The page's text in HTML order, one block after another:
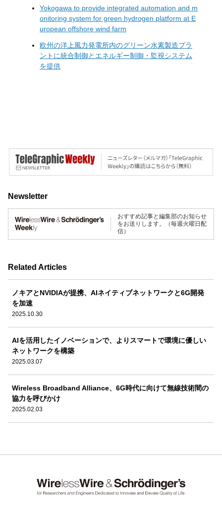
Yokogawa to provide integrated automation and m
onitoring system for green hydrogen platform at E
uropean offshore wind farm
欧州の洋上風力発電所内のグリーン水素製造プラ
ントに統合制御とエネルギー制御・監視システム
を提供
Newsletter
おすすめ記事と編集部のお知らせ
をお送りします。（毎週火曜日配
信）
Related Articles
ノキアとNVIDIAが提携、AIネイティブネットワークと6G開発
を加速
2025.10.30
AIを活用したイノベーションで、よりスマートで環境に優しい
ネットワークを構築
2025.03.07
Wireless Broadband Alliance、6G時代に向けて無線技術間の
協力を呼びかけ
2025.02.03